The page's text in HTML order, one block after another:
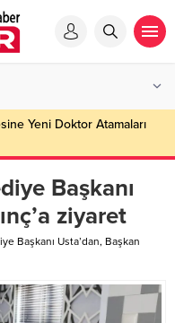
Yeni Doktor Atamaları
Başkanı
ziyaret
Başkanı Usta’dan, Başkan